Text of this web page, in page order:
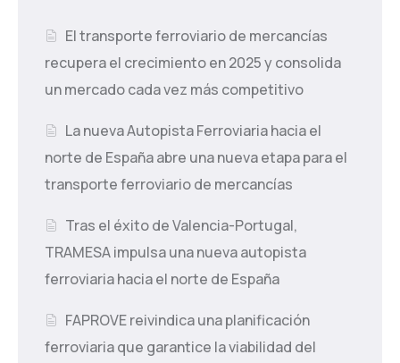
El transporte ferroviario de mercancías
recupera el crecimiento en 2025 y consolida
un mercado cada vez más competitivo
La nueva Autopista Ferroviaria hacia el
norte de España abre una nueva etapa para el
transporte ferroviario de mercancías
Tras el éxito de Valencia-Portugal,
TRAMESA impulsa una nueva autopista
ferroviaria hacia el norte de España
FAPROVE reivindica una planificación
ferroviaria que garantice la viabilidad del